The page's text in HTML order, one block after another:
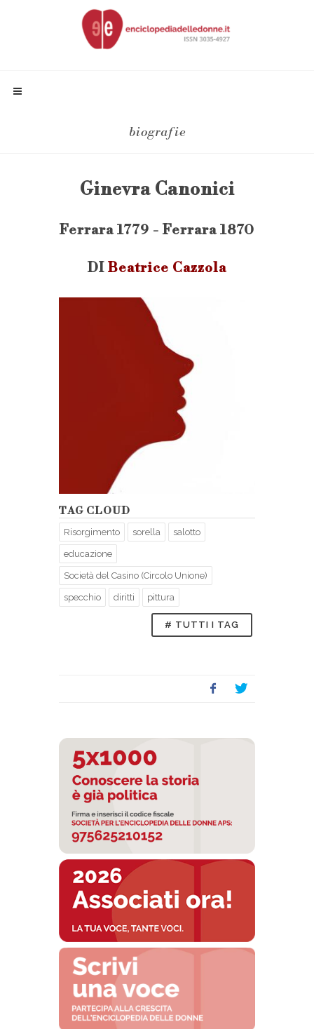
biografie
Ginevra Canonici
Ferrara 1779 - Ferrara 1870
DI Beatrice Cazzola
TAG CLOUD
Risorgimento sorella salotto
educazione
Società del Casino (Circolo Unione)
specchio diritti pittura
# TUTTI I TAG